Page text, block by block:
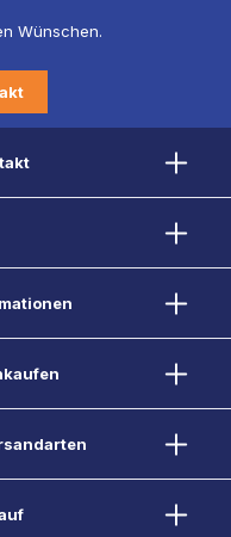
Wünschen.